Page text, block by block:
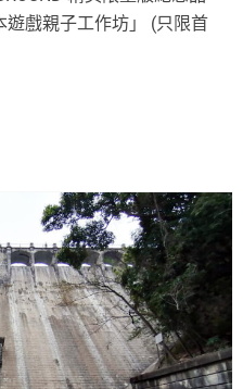
戲親子工作坊」 (只限首